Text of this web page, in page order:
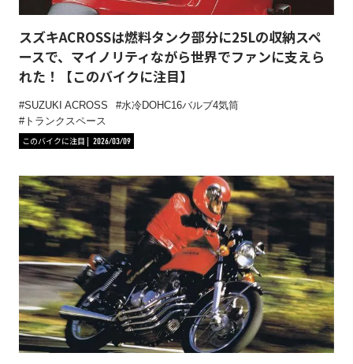
スズキACROSSは燃料タンク部分に25Lの収納スペ
ースで、マイノリティながら世界でファンに支えら
れた！【このバイクに注目】
SUZUKI ACROSS
水冷DOHC16バルブ4気筒
トランクスペース
このバイクに注目
2026/03/09